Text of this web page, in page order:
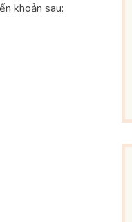
khoản sau: